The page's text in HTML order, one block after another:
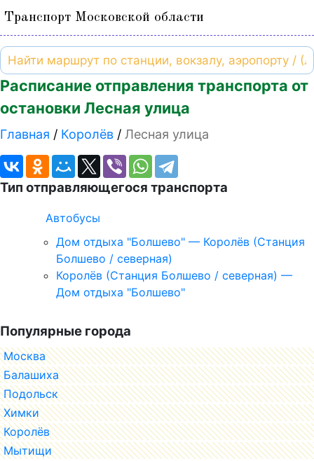
Транспорт Московской области
Расписание отправления транспорта от
остановки Лесная улица
Главная Королёв Лесная улица
Тип отправляющегося транспорта
Автобусы
Дом отдыха "Болшево" — Королёв (Станция
Болшево / северная)
Королёв (Станция Болшево / северная) —
Дом отдыха "Болшево"
Популярные города
Москва
Балашиха
Подольск
Химки
Королёв
Мытищи